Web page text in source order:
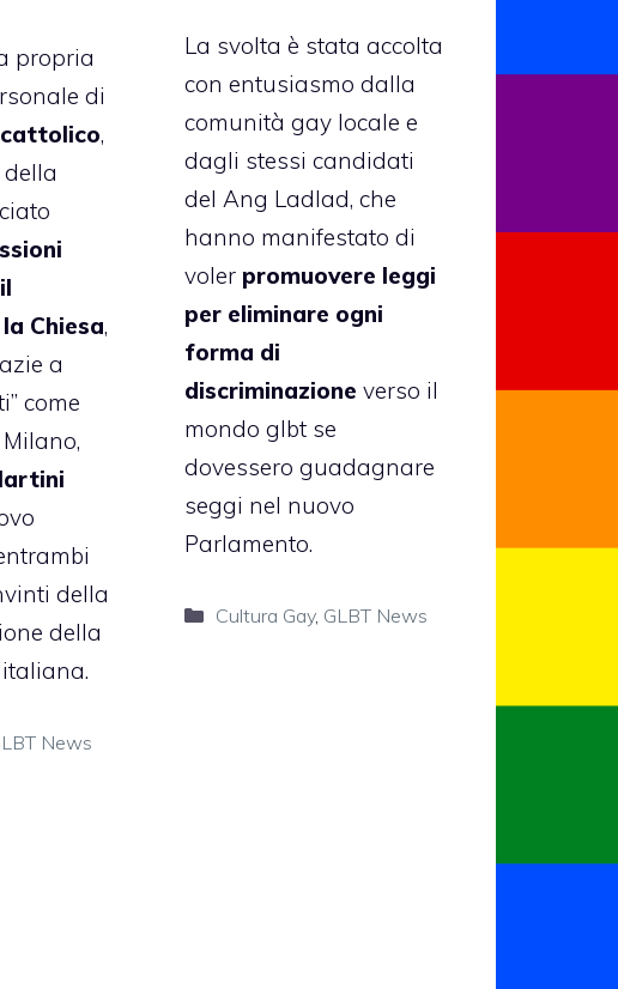
propria
di
,
il
Chiesa,
a
come
della
della
News
La svolta è stata accolta
con entusiasmo dalla
comunità gay locale e
dagli stessi candidati
del Ang Ladlad, che
hanno manifestato di
voler promuovere leggi
per eliminare ogni
forma di
discriminazione verso il
mondo glbt se
dovessero guadagnare
seggi nel nuovo
Parlamento.
Categorie
Cultura Gay, GLBT News